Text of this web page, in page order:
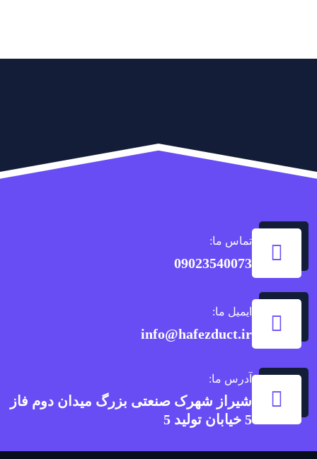
تماس ما:
09023540073
ایمیل ما:
info@hafezduct.ir
آدرس ما:
شیراز شهرک صنعتی بزرگ میدان دوم فاز
5 خیابان تولید 5